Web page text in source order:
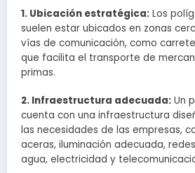
1. Ubicación estratégica: Los
suelen estar ubicados en zonas
vías de comunicación, como
que facilita el transporte de
primas.
2. Infraestructura adecuada: Un
cuenta con una infraestructura
las necesidades de las empresas,
aceras, iluminación adecuada,
agua, electricidad y